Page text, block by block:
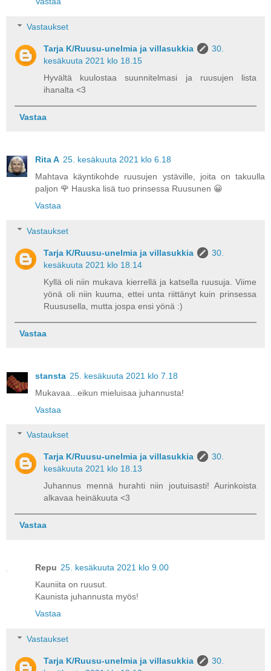
Vastaukset
Tarja K/Ruusu-unelmia ja villasukkia
30.
kesäkuuta 2021 klo 18.15
Hyvältä kuulostaa suunnitelmasi ja ruusujen lista
ihanalta <3
Vastaa
Rita A 25. kesäkuuta 2021 klo 6.18
Mahtava käyntikohde ruusujen ystäville, joita on takuulla
paljon 🌹 Hauska lisä tuo prinsessa Ruusunen 😀
Vastaa
Vastaukset
Tarja K/Ruusu-unelmia ja villasukkia
30.
kesäkuuta 2021 klo 18.14
Kyllä oli niin mukava kierrellä ja katsella ruusuja. Viime
yönä oli niin kuuma, ettei unta riittänyt kuin prinsessa
Ruususella, mutta jospa ensi yönä :)
Vastaa
stansta 25. kesäkuuta 2021 klo 7.18
Mukavaa...eikun mieluisaa juhannusta!
Vastaa
Vastaukset
Tarja K/Ruusu-unelmia ja villasukkia
30.
kesäkuuta 2021 klo 18.13
Juhannus mennä hurahti niin joutuisasti! Aurinkoista
alkavaa heinäkuuta <3
Vastaa
Repu 25. kesäkuuta 2021 klo 9.00
Kauniita on ruusut.
Kaunista juhannusta myös!
Vastaa
Vastaukset
Tarja K/Ruusu-unelmia ja villasukkia
30.